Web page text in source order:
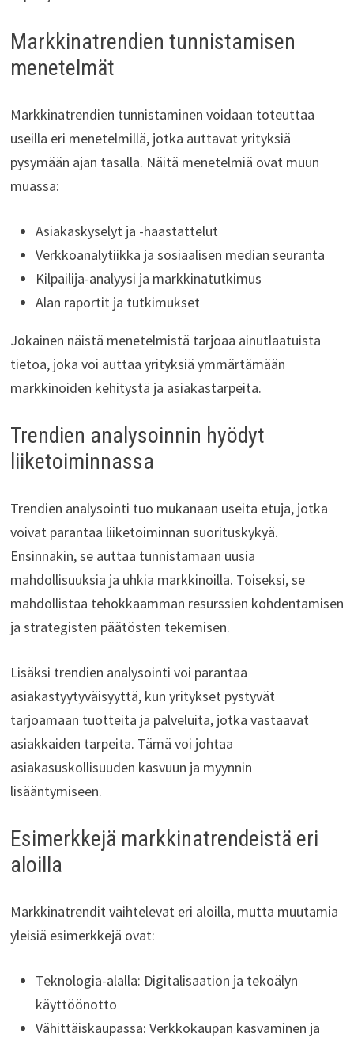
Markkinatrendien tunnistamisen
menetelmät
Markkinatrendien tunnistaminen voidaan toteuttaa
useilla eri menetelmillä, jotka auttavat yrityksiä
pysymään ajan tasalla. Näitä menetelmiä ovat muun
muassa:
Asiakaskyselyt ja -haastattelut
Verkkoanalytiikka ja sosiaalisen median seuranta
Kilpailija-analyysi ja markkinatutkimus
Alan raportit ja tutkimukset
Jokainen näistä menetelmistä tarjoaa ainutlaatuista
tietoa, joka voi auttaa yrityksiä ymmärtämään
markkinoiden kehitystä ja asiakastarpeita.
Trendien analysoinnin hyödyt
liiketoiminnassa
Trendien analysointi tuo mukanaan useita etuja, jotka
voivat parantaa liiketoiminnan suorituskykyä.
Ensinnäkin, se auttaa tunnistamaan uusia
mahdollisuuksia ja uhkia markkinoilla. Toiseksi, se
mahdollistaa tehokkaamman resurssien kohdentamisen
ja strategisten päätösten tekemisen.
Lisäksi trendien analysointi voi parantaa
asiakastyytyväisyyttä, kun yritykset pystyvät
tarjoamaan tuotteita ja palveluita, jotka vastaavat
asiakkaiden tarpeita. Tämä voi johtaa
asiakasuskollisuuden kasvuun ja myynnin
lisääntymiseen.
Esimerkkejä markkinatrendeistä eri
aloilla
Markkinatrendit vaihtelevat eri aloilla, mutta muutamia
yleisiä esimerkkejä ovat:
Teknologia-alalla: Digitalisaation ja tekoälyn
käyttöönotto
Vähittäiskaupassa: Verkkokaupan kasvaminen ja